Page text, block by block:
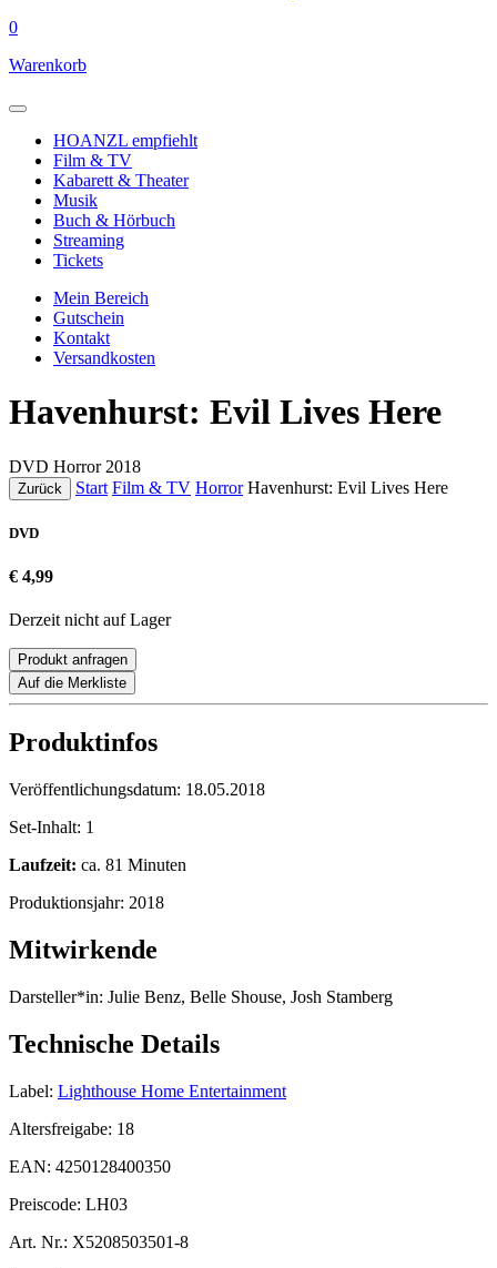
0
Warenkorb
HOANZL empfiehlt
Film & TV
Kabarett & Theater
Musik
Buch & Hörbuch
Streaming
Tickets
Mein Bereich
Gutschein
Kontakt
Versandkosten
Havenhurst: Evil Lives Here
DVD Horror 2018
Zurück Start Film & TV Horror Havenhurst: Evil Lives Here
DVD
€ 4,99
Derzeit nicht auf Lager
Produkt anfragen
Auf die Merkliste
Produktinfos
Veröffentlichungsdatum: 18.05.2018
Set-Inhalt: 1
Laufzeit: ca. 81 Minuten
Produktionsjahr: 2018
Mitwirkende
Darsteller*in: Julie Benz, Belle Shouse, Josh Stamberg
Technische Details
Label: Lighthouse Home Entertainment
Altersfreigabe: 18
EAN: 4250128400350
Preiscode: LH03
Art. Nr.: X5208503501-8